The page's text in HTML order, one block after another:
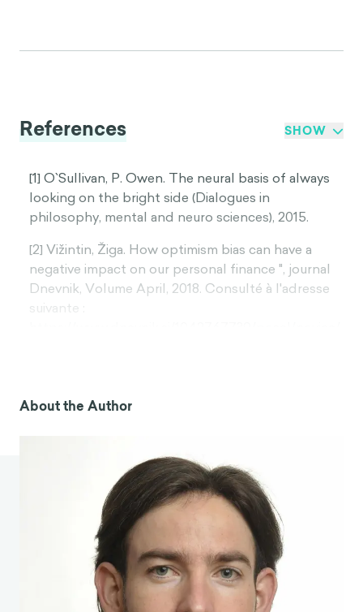
References SHOW
[1] O`Sullivan, P. Owen. The neural basis of always
looking on the bright side (Dialogues in
philosophy, mental and neuro sciences), 2015.
[2] Vižintin, Žiga. How optimism bias can have a
negative impact on our personal finance ", journal
Dnevnik, Volume April, 2018. Consulté à l'adresse
suivante :
[3] Rhee, Nari & Boivie, Ilana. La crise persistante de
mentSavingsCrisis.pdf
[4] Sharot, Tali. The optimism Bias - A Tour of the
Irrationally Positive Brain (Le biais de l'optimisme -
Un tour du cerveau irrationnellement positif). New
York, NY, US : Pantheon/Random House, 2012.
[5] Varki, Ajit. Human Uniqueness and the denial of
death (L'unicité humaine et le déni de la mort).
About the Author